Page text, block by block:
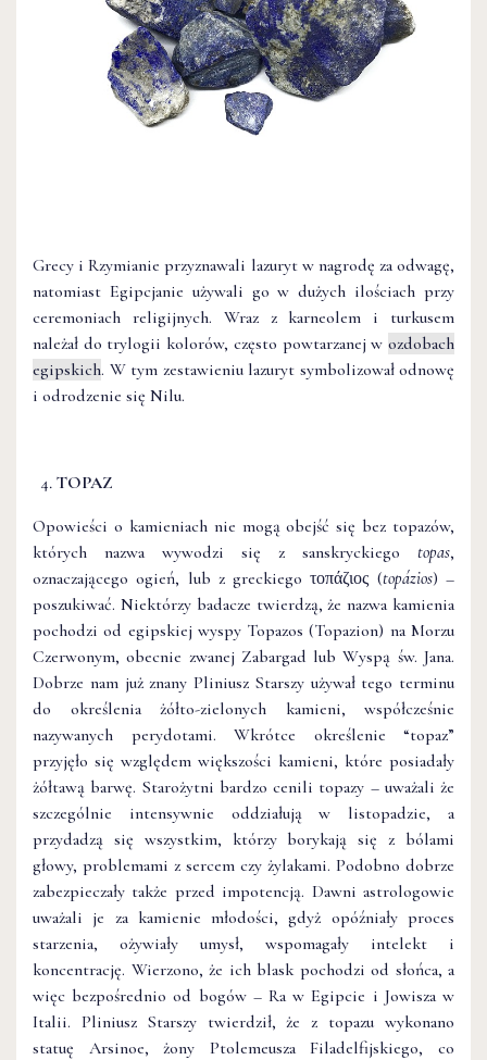
Grecy i Rzymianie przyznawali lazuryt w nagrodę za odwagę,
natomiast Egipcjanie używali go w dużych ilościach przy
ceremoniach religijnych. Wraz z karneolem i turkusem
należał do trylogii kolorów, często powtarzanej w ozdobach
egipskich. W tym zestawieniu lazuryt symbolizował odnowę
i odrodzenie się Nilu.
TOPAZ
Opowieści o kamieniach nie mogą obejść się bez topazów,
których nazwa wywodzi się z sanskryckiego topas,
oznaczającego ogień, lub z greckiego τοπάζιος (topázios) –
poszukiwać. Niektórzy badacze twierdzą, że nazwa kamienia
pochodzi od egipskiej wyspy Topazos (Topazion) na Morzu
Czerwonym, obecnie zwanej Zabargad lub Wyspą św. Jana.
Dobrze nam już znany Pliniusz Starszy używał tego terminu
do określenia żółto-zielonych kamieni, współcześnie
nazywanych perydotami. Wkrótce określenie “topaz”
przyjęło się względem większości kamieni, które posiadały
żółtawą barwę. Starożytni bardzo cenili topazy – uważali że
szczególnie intensywnie oddziałują w listopadzie, a
przydadzą się wszystkim, którzy borykają się z bólami
głowy, problemami z sercem czy żylakami. Podobno dobrze
zabezpieczały także przed impotencją. Dawni astrologowie
uważali je za kamienie młodości, gdyż opóźniały proces
starzenia, ożywiały umysł, wspomagały intelekt i
koncentrację. Wierzono, że ich blask pochodzi od słońca, a
więc bezpośrednio od bogów – Ra w Egipcie i Jowisza w
Italii. Pliniusz Starszy twierdził, że z topazu wykonano
statuę Arsinoe, żony Ptolemeusza Filadelfijskiego, co